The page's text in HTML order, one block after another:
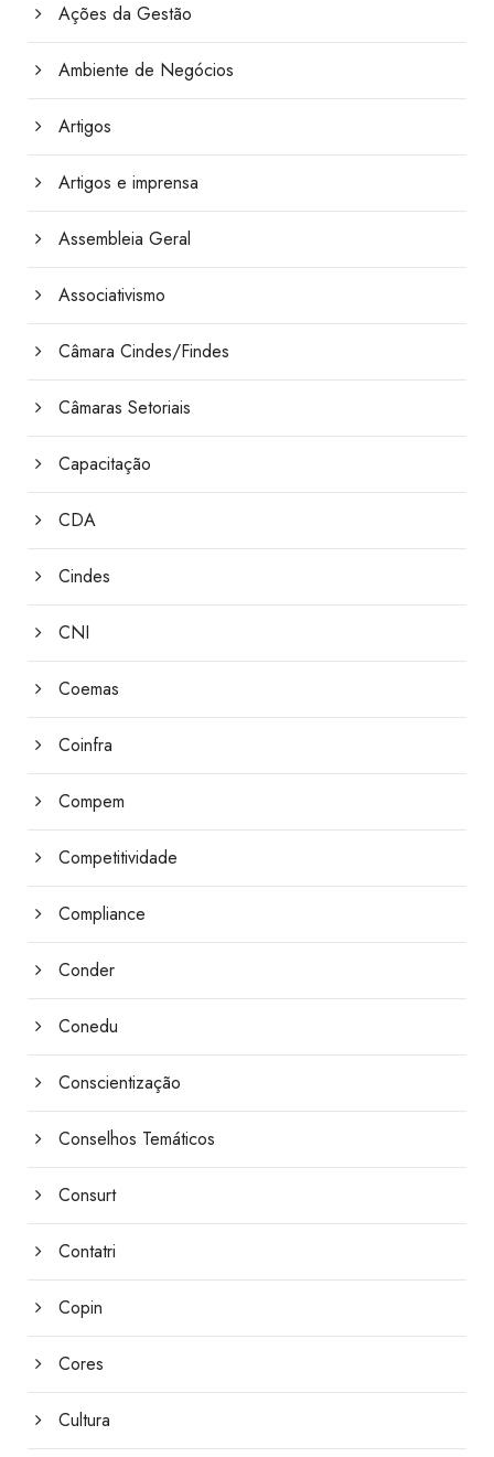
Ações da Gestão
Ambiente de Negócios
Artigos
Artigos e imprensa
Assembleia Geral
Associativismo
Câmara Cindes/Findes
Câmaras Setoriais
Capacitação
CDA
Cindes
CNI
Coemas
Coinfra
Compem
Competitividade
Compliance
Conder
Conedu
Conscientização
Conselhos Temáticos
Consurt
Contatri
Copin
Cores
Cultura